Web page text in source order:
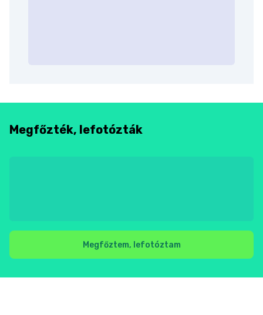
Megfőzték, lefotózták
Megfőztem, lefotóztam